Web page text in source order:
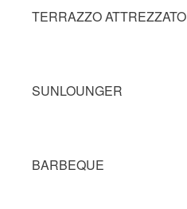
TERRAZZO ATTREZZATO
SUNLOUNGER
BARBEQUE